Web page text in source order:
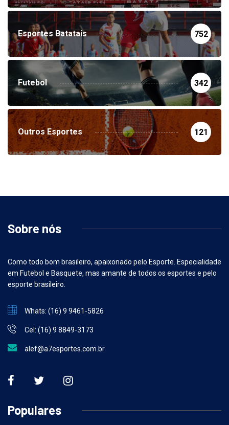
Esportes Batatais 752
Futebol 342
Outros Esportes 121
Sobre nós
Como todo bom brasileiro, apaixonado pelo Esporte. Especialidade
em Futebol e Basquete, mas amante de todos os esportes e pelo
esporte brasileiro.
Whats: (16) 9 9461-5826
Cel: (16) 9 8849-3173
alef@a7esportes.com.br
Populares